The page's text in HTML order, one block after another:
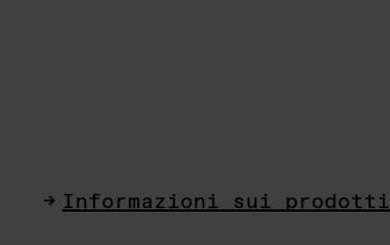
Informazioni sui prodotti